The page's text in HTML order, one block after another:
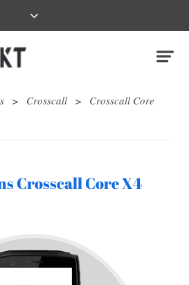
> Crosscall >
Crosscall Core
Crosscall Core X4